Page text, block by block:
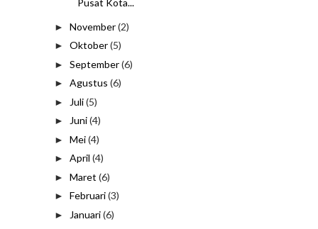
Pusat Kota...
► November(2)
► Oktober(5)
► September(6)
► Agustus (6)
► Juli(5)
► Juni(4)
► Mei(4)
► April (4)
► Maret (6)
► Februari(3)
► Januari(6)